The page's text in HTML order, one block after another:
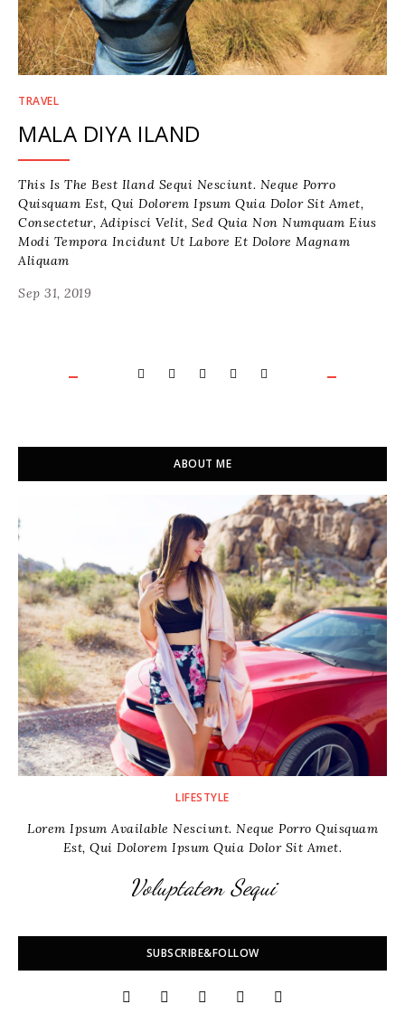
TRAVEL
MALA DIYA ILAND
This Is The Best Iland Sequi Nesciunt. Neque Porro
Quisquam Est, Qui Dolorem Ipsum Quia Dolor Sit Amet,
Consectetur, Adipisci Velit, Sed Quia Non Numquam Eius
Modi Tempora Incidunt Ut Labore Et Dolore Magnam
Aliquam
Sep 31, 2019
ABOUT ME
LIFESTYLE
Lorem Ipsum Available Nesciunt. Neque Porro Quisquam
Est, Qui Dolorem Ipsum Quia Dolor Sit Amet.
Voluptatem Sequi
SUBSCRIBE&FOLLOW